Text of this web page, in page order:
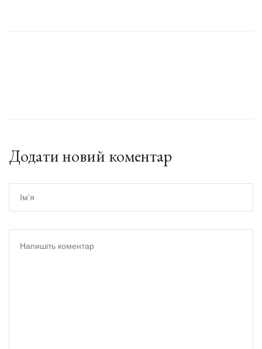
Додати новий коментар